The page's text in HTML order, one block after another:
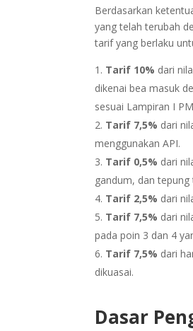
Berdasarkan
yang telah terubah
tarif yang berlaku
Tarif 10% dari
dikenai bea masuk
sesuai Lampiran I
Tarif 7,5% dari
menggunakan API.
Tarif 0,5% dari
gandum, dan
Tarif 2,5% dari
Tarif 7,5% dari
pada poin 3 dan 4
Tarif 7,5% dari
dikuasai.
Dasar